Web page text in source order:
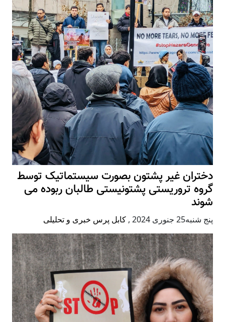
دختران غیر پشتون بصورت سیستماتیک توسط
گروه تروریستی پشتونیستی طالبان ربوده می
شوند
پنج شنبه25 جنوری 2024 , کابل پرس خبری و تحلیلی